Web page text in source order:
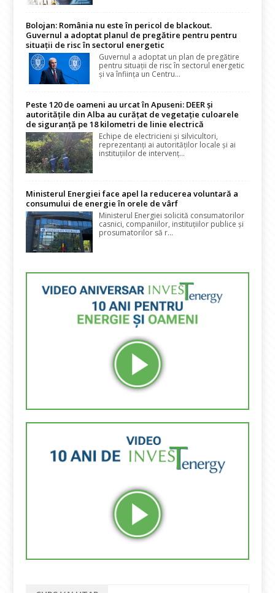
Bolojan: România nu este în pericol de blackout.
Guvernul a adoptat planul de pregătire pentru pentru
situații de risc în sectorul energetic
Guvernul a adoptat un plan de pregătire
pentru situații de risc în sectorul energetic
și va înființa un Centru...
Peste 120 de oameni au urcat în Apuseni: DEER și
autoritățile din Alba au curățat de vegetație culoarele
de siguranță pe 18 kilometri de linie electrică
Echipe de electricieni și silvicultori,
reprezentanți ai autorităților locale și ai
instituțiilor de intervenț...
Ministerul Energiei face apel la reducerea voluntară a
consumului de energie în orele de vârf
Ministerul Energiei solicită consumatorilor
casnici, companiilor, instituțiilor publice și
prosumatorilor să r...